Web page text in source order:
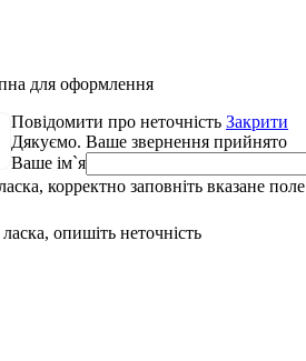
для оформлення
Повідомити про неточність Закрити
Дякуємо. Ваше звернення прийнято
Ваше ім`я
корректно заповніть вказане поле
опишіть неточність